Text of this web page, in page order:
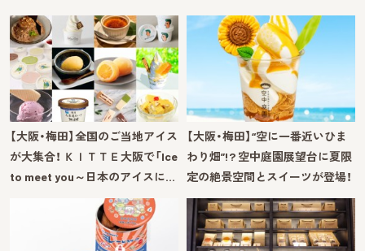
【大阪・梅田】全国のご当地アイス
が大集合！ ＫＩＴＴＥ大阪で「Ice
to meet you～日本のアイスに…
【大阪・梅田】“空に一番近いひま
わり畑”!? 空中庭園展望台に夏限
定の絶景空間とスイーツが登場！